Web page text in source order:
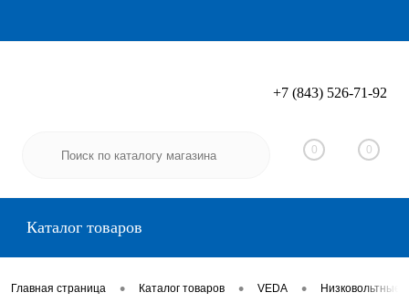
Вход Регистрация
+7 (843) 526-71-92
0 0
Каталог товаров
Главная страница • Каталог товаров • VEDA •